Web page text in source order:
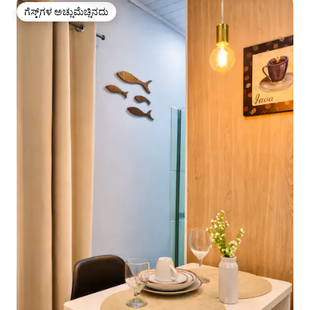
ಗೆಸ್ಟ್‌ಗಳ ಅಚ್ಚುಮೆಚ್ಚಿನದು
ಗೆಸ್ಟ್‌ಗಳ ಅಚ್ಚುಮೆಚ್ಚಿನದು